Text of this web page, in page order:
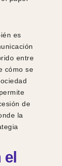
es
entre
cómo se
de
la